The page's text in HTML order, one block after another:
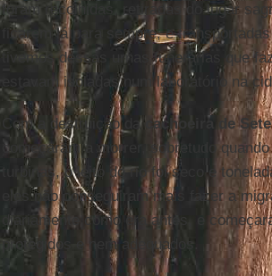
foram recolhidas, retiradas do lugar
ficarem lá para sempre, e
tivemos dessas urnas funerárias que
estavam isoladas num laboratório na
Com a destruição da cachoeira de
começaram a morrer, sobretudo
turbinas, o leito do rio foi seco e
eles não conseguiram mais fazer a
diariamente como era antes, e
protegidos e nem adequados.